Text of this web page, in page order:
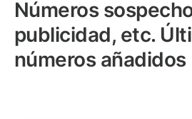
Números
publicidad, etc.
números añadidos